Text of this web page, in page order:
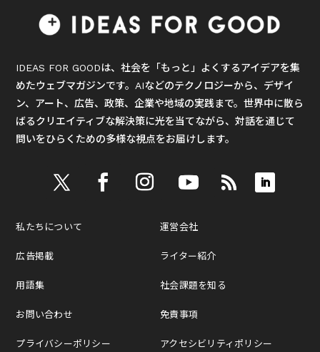
IDEAS FOR GOODは、社会を「もっと」よくするアイデアを集
めたウェブマガジンです。AIなどのテクノロジーから、デザイ
ン、アート、広告、政策、企業や地域の実践まで。世界中に散ら
ばるクリエイティブな解決策に光を当てながら、対話を通じて
問いをひらくための多様な視点をお届けします。
私たちについて
広告掲載
用語集
お問い合わせ
プライバシーポリシー
運営会社
ライター紹介
社会課題を知る
免責事項
アクセシビリティポリシー